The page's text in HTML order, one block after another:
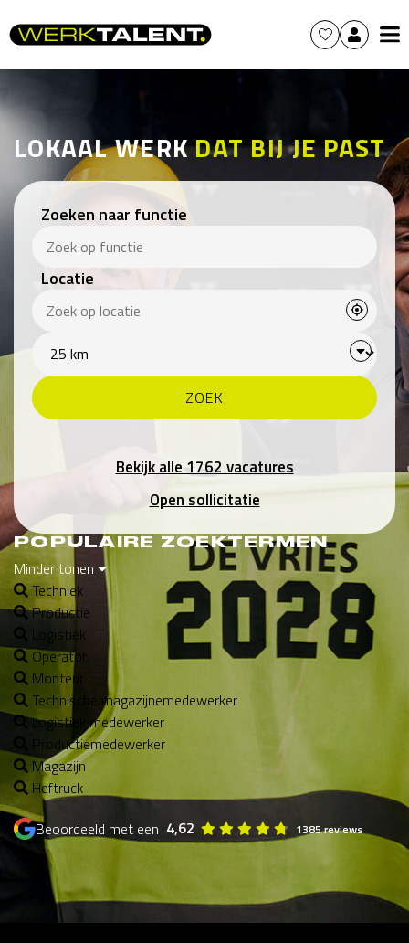
LOKAAL WERKDAT BIJ JE PAST
Zoeken naar functie
Locatie
Bekijk alle 1762 vacatures
Open sollicitatie
POPULAIRE ZOEKTERMEN
Minder tonen
Techniek
Productie
Logistiek
Operator
Monteur
Technische magazijnemedewerker
Logistiek medewerker
Productiemedewerker
Magazijn
Heftruck
Beoordeeld met een 4,62 1385 reviews